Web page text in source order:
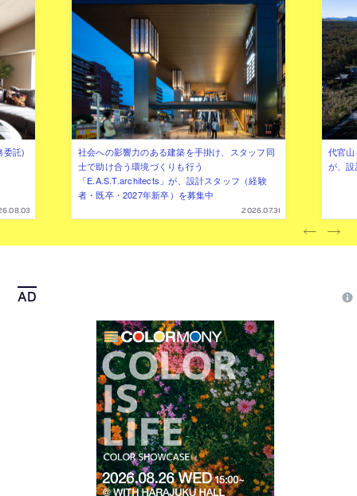
委託)
社会への影響力のある建築を手掛け、スタッフ同
士で助け合う環境づくりも行う
「E.A.S.T.architects」が、設計スタッフ（経験
者・既卒・2027年新卒）を募集中
2026.07.31
代官
が、